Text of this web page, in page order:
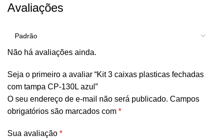
Avaliações
Não há avaliações ainda.
Seja o primeiro a avaliar “Kit 3 caixas plasticas fechadas
com tampa CP-130L azul”
O seu endereço de e-mail não será publicado. Campos
obrigatórios são marcados com *
Sua avaliação *